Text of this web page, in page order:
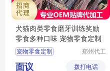
犬猫肉类零食磨牙训练奖励
零食多种口味 宠物零食定制
宠物零食定制
宠物零食定制价格
宠物食品定制
郑州代工
技有限公
面议 拨打电话